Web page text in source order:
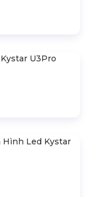
U3Pro
Led Kystar